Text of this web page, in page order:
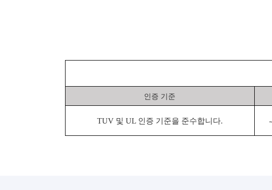
인증 기준
TUV 및 UL 인증 기준을 준수합니다.